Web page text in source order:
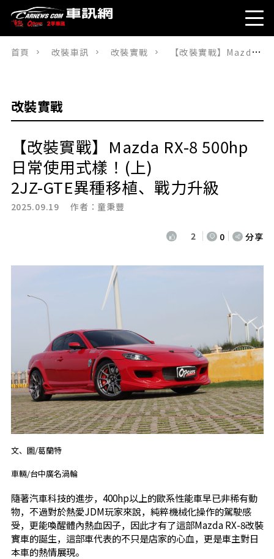
首頁 改裝車訊 改裝實戰 【改裝實戰】Mazda RX-8 500hp日常使用式樣！(上)2JZ-GTE異種移植、戰力升級
改裝實戰
【改裝實戰】Mazda RX-8 500hp
日常使用式樣！(上)
2JZ-GTE異種移植、戰力升級
2025.09.19 作者： 童秉豐
2 0 分享
文、圖/葛蘭特
車輛/台中廣名渦輪
隨著汽車科技的進步，400hp以上的歐系性能車早已非稀有動
物，不過對於熱愛JDM玩家來說，純粹機械化操作的駕駛感
受，更能喚醒體內熱血因子，因此才有了這部Mazda RX-8改裝
實車的誕生，這部車代表的不只是店家的心血，更是車主對日
本車的熱情展現。